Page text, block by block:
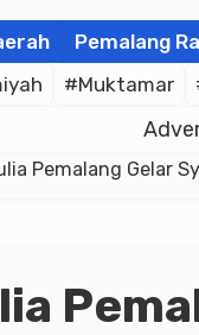
Pemalang
#Muktamar
Pemalang Gelar